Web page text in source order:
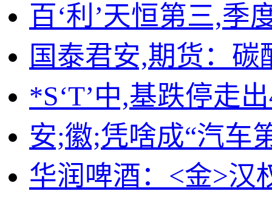
百‘利’天恒第三,季
国泰君安,期货：
*S‘T’中,基跌停走
安;徽;凭啥成“汽车
华润啤酒：<金>汉